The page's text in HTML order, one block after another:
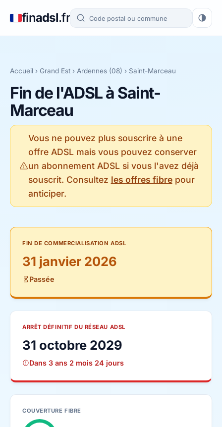
finadsl.fr
Accueil › Grand Est › Ardennes (08) › Saint-Marceau
Fin de l'ADSL à Saint-
Marceau
Vous ne pouvez plus souscrire à une
offre ADSL mais vous pouvez conserver
un abonnement ADSL si vous l'avez déjà
souscrit. Consultez les offres fibrepour
anticiper.
FIN DE COMMERCIALISATION ADSL
31 janvier 2026
Passée
ARRÊT DÉFINITIF DU RÉSEAU ADSL
31 octobre 2029
Dans 3 ans 2 mois 24 jours
COUVERTURE FIBRE